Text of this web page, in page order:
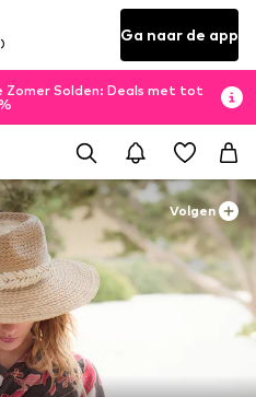
Ga naar de app
Solden: Deals met tot
Volgen